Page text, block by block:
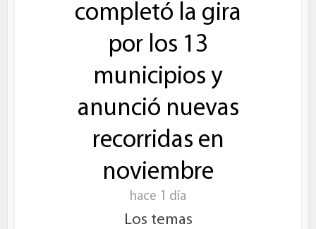
completó la gira
por los 13
municipios y
anunció nuevas
recorridas en
noviembre
hace 1 día
Los temas